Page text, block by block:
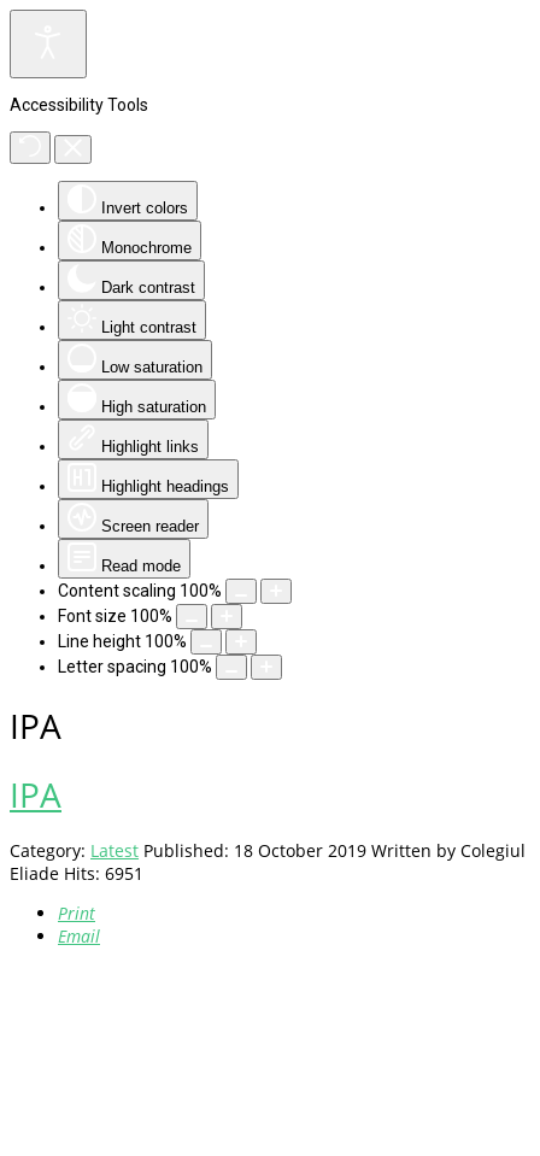
Accessibility Tools
Invert colors
Monochrome
Dark contrast
Light contrast
Low saturation
High saturation
Highlight links
Highlight headings
Screen reader
Read mode
Content scaling 100%
Font size 100%
Line height 100%
Letter spacing 100%
IPA
IPA
Category: Latest Published: 18 October 2019 Written by Colegiul
Eliade Hits: 6951
Print
Email